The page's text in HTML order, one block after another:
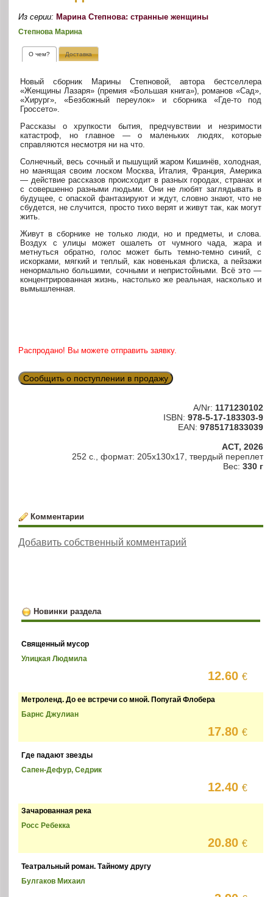
Из серии:Марина Степнова: странные женщины
Степнова Марина
О чем? Доставка
Новый сборник Марины Степновой, автора бестселлера
«Женщины Лазаря» (премия «Большая книга»), романов «Сад»,
«Хирург», «Безбожный переулок» и сборника «Где-то под
Гроссето».
Рассказы о хрупкости бытия, предчувствии и незримости
катастроф, но главное — о маленьких людях, которые
справляются несмотря ни на что.
Солнечный, весь сочный и пышущий жаром Кишинёв, холодная,
но манящая своим лоском Москва, Италия, Франция, Америка
— действие рассказов происходит в разных городах, странах и
с совершенно разными людьми. Они не любят заглядывать в
будущее, с опаской фантазируют и ждут, словно знают, что не
сбудется, не случится, просто тихо верят и живут так, как могут
жить.
Живут в сборнике не только люди, но и предметы, и слова.
Воздух с улицы может ошалеть от чумного чада, жара и
метнуться обратно, голос может быть темно-темно синий, с
искорками, мягкий и теплый, как новенькая флиска, а пейзажи
ненормально большими, сочными и непристойными. Всё это —
концентрированная жизнь, настолько же реальная, насколько и
вымышленная.
Распродано! Вы можете отправить заявку.
Сообщить о поступлении в продажу
A/Nr: 1171230102
ISBN: 978-5-17-183303-9
EAN: 9785171833039
АСТ, 2026
252 с., формат: 205x130x17, твердый переплет
Вес: 330 г
Комментарии
Добавить собственный комментарий
Новинки раздела
Священный мусор
Улицкая Людмила
12.60€
Метроленд. До ее встречи со мной. Попугай Флобера
Барнс Джулиан
17.80€
Где падают звезды
Сапен-Дефур, Седрик
12.40€
Зачарованная река
Росс Ребекка
20.80€
Театральный роман. Тайному другу
Булгаков Михаил